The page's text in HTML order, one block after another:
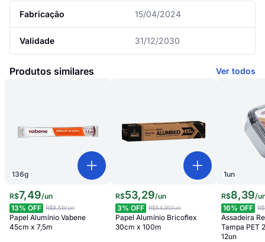
Fabricação 15/04/2024
Validade 31/12/2030
Produtos similares Ver todos
136g
R$7,49/un
13% OFF R$8,59/un
Papel Alumínio Vabene
45cm x 7,5m
R$53,29/un
3% OFF R$54,90/un
Papel Alumínio Bricoflex
30cm x 100m
1un
R$8,39/
16% OFF
Assadeira
Tampa PET
12un